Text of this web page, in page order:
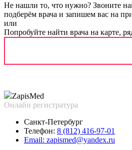
Не нашли то, что нужно? Звоните
подберём врача и запишем вас на
или
Попробуйте найти врача на карте,
ZapisMed
Онлайн регистратура
Санкт-Петербург
Телефон: 8 (812) 416-97-01
Email: zapismed@yandex.ru